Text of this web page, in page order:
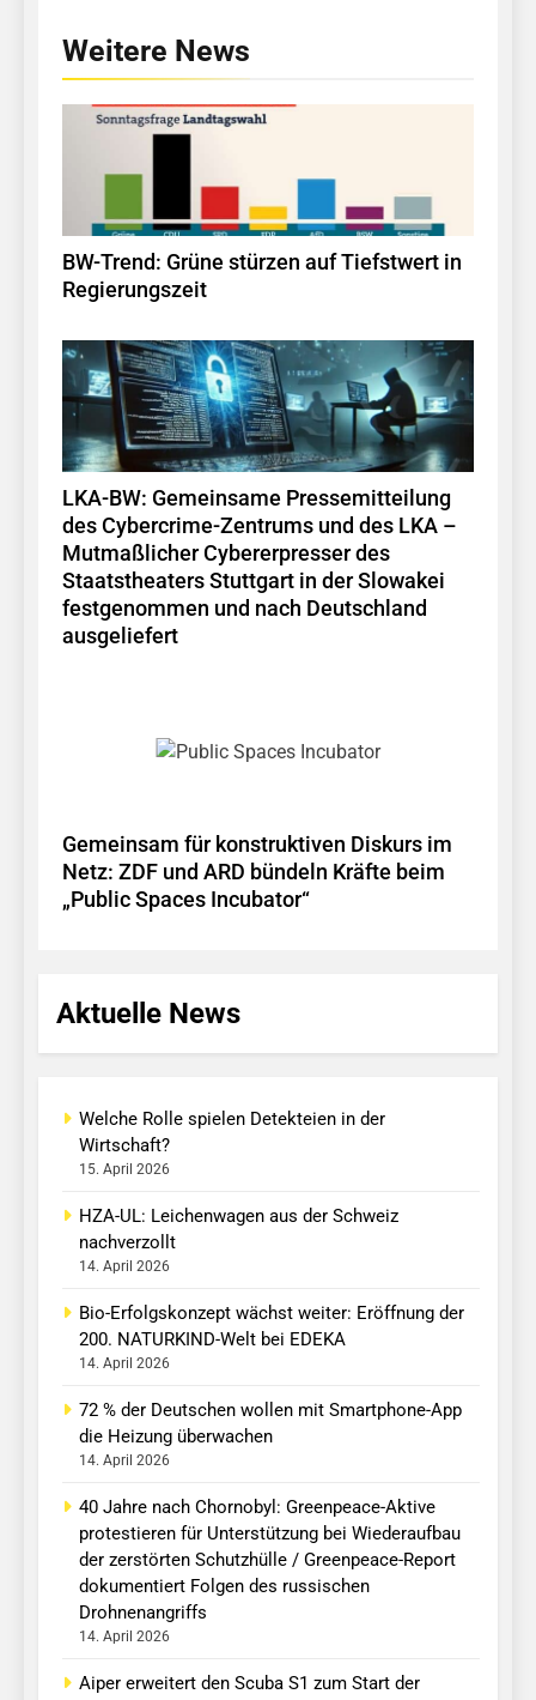
Weitere News
BW-Trend: Grüne stürzen auf Tiefstwert in
Regierungszeit
LKA-BW: Gemeinsame Pressemitteilung
des Cybercrime-Zentrums und des LKA –
Mutmaßlicher Cybererpresser des
Staatstheaters Stuttgart in der Slowakei
festgenommen und nach Deutschland
ausgeliefert
Gemeinsam für konstruktiven Diskurs im
Netz: ZDF und ARD bündeln Kräfte beim
„Public Spaces Incubator“
Aktuelle News
Welche Rolle spielen Detekteien in der
Wirtschaft?
15. April 2026
HZA-UL: Leichenwagen aus der Schweiz
nachverzollt
14. April 2026
Bio-Erfolgskonzept wächst weiter: Eröffnung der
200. NATURKIND-Welt bei EDEKA
14. April 2026
72 % der Deutschen wollen mit Smartphone-App
die Heizung überwachen
14. April 2026
40 Jahre nach Chornobyl: Greenpeace-Aktive
protestieren für Unterstützung bei Wiederaufbau
der zerstörten Schutzhülle / Greenpeace-Report
dokumentiert Folgen des russischen
Drohnenangriffs
14. April 2026
Aiper erweitert den Scuba S1 zum Start der